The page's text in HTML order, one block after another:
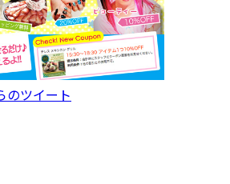
のツイート